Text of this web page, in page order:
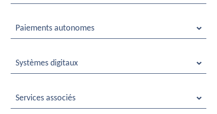
Paiements autonomes
Systèmes digitaux
Services associés